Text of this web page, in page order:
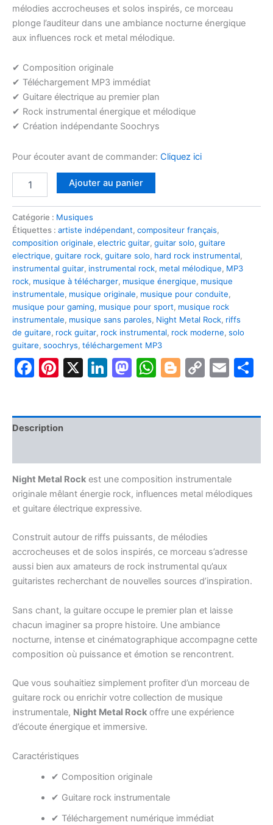
mélodies accrocheuses et solos inspirés, ce morceau
plonge l’auditeur dans une ambiance nocturne énergique
aux influences rock et metal mélodique.
✔ Composition originale
✔ Téléchargement MP3 immédiat
✔ Guitare électrique au premier plan
✔ Rock instrumental énergique et mélodique
✔ Création indépendante Soochrys
Pour écouter avant de commander: Cliquez ici
Metal
Rock
–
Guitare
Rock
Instrumentale
Ajouter au panier
Catégorie : Musiques
Étiquettes : artiste indépendant, compositeur français,
composition originale, electric guitar, guitar solo, guitare
electrique, guitare rock, guitare solo, hard rock instrumental,
instrumental guitar, instrumental rock, metal mélodique, MP3
rock, musique à télécharger, musique énergique, musique
instrumentale, musique originale, musique pour conduite,
musique pour gaming, musique pour sport, musique rock
instrumentale, musique sans paroles, Night Metal Rock, riffs
de guitare, rock guitar, rock instrumental, rock moderne, solo
guitare, soochrys, téléchargement MP3
Facebook
Pinterest
X LinkedIn
Mastodon
WhatsApp
Blogger
Copy
Description
Night Metal Rock est une composition instrumentale
originale mêlant énergie rock, influences metal mélodiques
et guitare électrique expressive.
Construit autour de riffs puissants, de mélodies
accrocheuses et de solos inspirés, ce morceau s’adresse
aussi bien aux amateurs de rock instrumental qu’aux
guitaristes recherchant de nouvelles sources d’inspiration.
Sans chant, la guitare occupe le premier plan et laisse
chacun imaginer sa propre histoire. Une ambiance
nocturne, intense et cinématographique accompagne cette
composition où puissance et émotion se rencontrent.
Que vous souhaitiez simplement profiter d’un morceau de
guitare rock ou enrichir votre collection de musique
instrumentale, Night Metal Rock offre une expérience
d’écoute énergique et immersive.
Caractéristiques
✔ Composition originale
✔ Guitare rock instrumentale
✔ Téléchargement numérique immédiat